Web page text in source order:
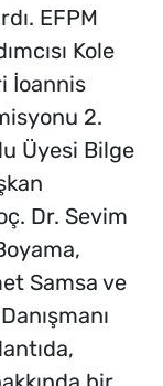
EFPM
Kole
İoannis
2.
Üyesi Bilge
Dr. Sevim
Samsa ve